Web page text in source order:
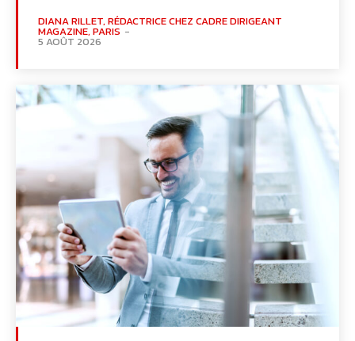
DIANA RILLET, RÉDACTRICE CHEZ CADRE DIRIGEANT
MAGAZINE, PARIS -
5 AOÛT 2026